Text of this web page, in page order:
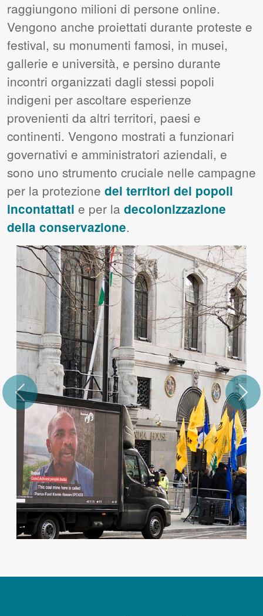
raggiungono milioni di persone online.
Vengono anche proiettati durante proteste e
festival, su monumenti famosi, in musei,
gallerie e università, e persino durante
incontri organizzati dagli stessi popoli
indigeni per ascoltare esperienze
provenienti da altri territori, paesi e
continenti. Vengono mostrati a funzionari
governativi e amministratori aziendali, e
sono uno strumento cruciale nelle campagne
per la protezione dei territori dei popoli
incontattati e per la decolonizzazione
della conservazione.
Previous Next